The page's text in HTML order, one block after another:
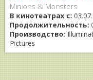
Minions & Monsters
В кинотеатрах с:
Продолжительность:
Производство:
Pictures